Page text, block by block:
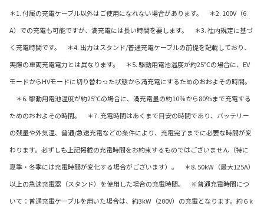
＊1. 付属の充電ケーブル以外はご使用になれない場合があります。 ＊2. 100V（6
A）での充電も可能ですが、満充電には長い時間を要します。 ＊3. 社内規定に基づ
く充電時間です。 ＊4. 出力はスタンド/普通充電ケーブルの前提を記載しており、
実際の車両充電電力とは異なります。 ＊5. 駆動用電池温度が約25℃の場合に、EV
モードからHVモードに切り替わった状態から満充電にするためのおおよその時間。
＊6. 駆動用電池温度が約25℃の場合に、満充電量の約10％から80％まで充電する
ためのおおよその時間。 ＊7. 充電時間はあくまで目安の時間であり、バッテリー
の残量や外気温、普通/急速充電などの条件により、充電完了までに必要な時間が変
わります。必ずしも上記掲載の充電時間をお約束するものではございません（特に
夏季・冬季には充電時間が変化する場合がございます）。 ＊8. 50kW（最大125A）
以上の急速充電器（スタンド）を使用した場合の充電時間。 ※普通充電時間につ
いて：普通充電ケーブルを用いた場合は、約3kW（200V）の充電となります。約６k